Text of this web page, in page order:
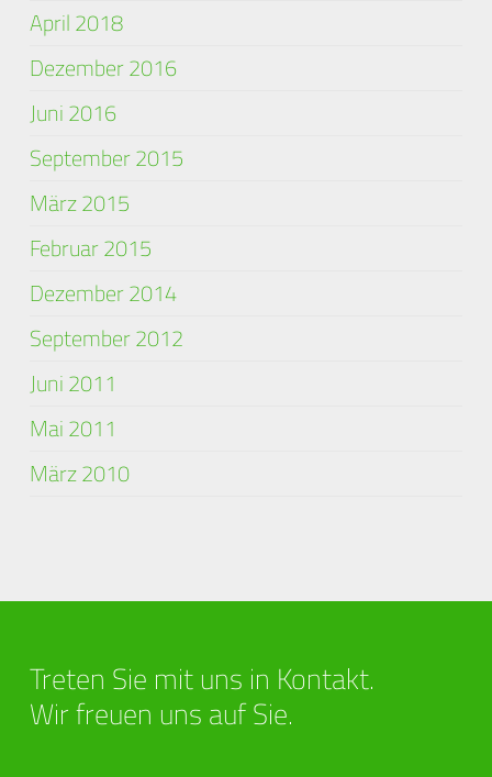
April 2018
Dezember 2016
Juni 2016
September 2015
März 2015
Februar 2015
Dezember 2014
September 2012
Juni 2011
Mai 2011
März 2010
Treten Sie mit uns in Kontakt.
Wir freuen uns auf Sie.